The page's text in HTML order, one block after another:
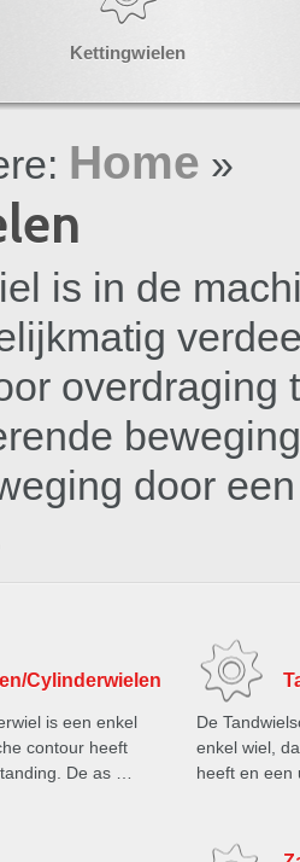
Kettingwielen
Home »
is in de
overdraging
door
Cylinderwielen
is een enkel
contour heeft
De as …
De
enkel wiel,
heeft en